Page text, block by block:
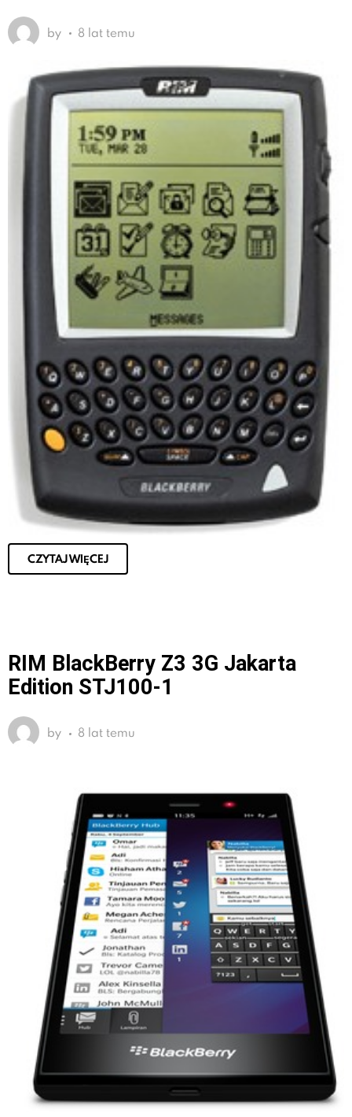
by 8 lat temu
CZYTAJ WIĘCEJ
RIM BlackBerry Z3 3G Jakarta
Edition STJ100-1
by 8 lat temu